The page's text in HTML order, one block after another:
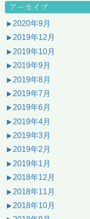
アーカイブ
2020年9月
2019年12月
2019年10月
2019年9月
2019年8月
2019年7月
2019年6月
2019年4月
2019年3月
2019年2月
2019年1月
2018年12月
2018年11月
2018年10月